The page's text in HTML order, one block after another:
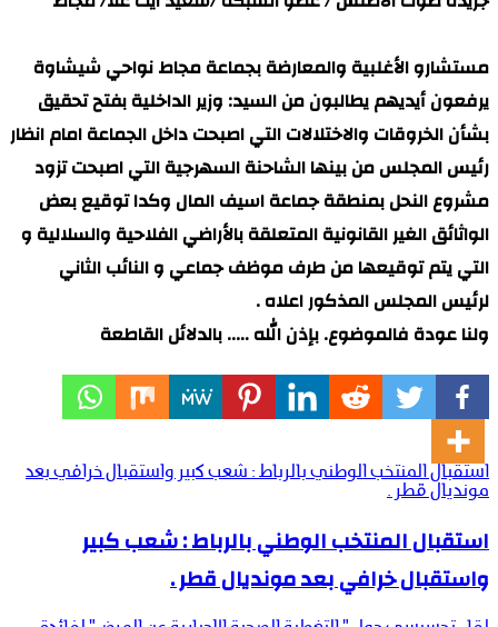
مستشارو الأغلبية والمعارضة بجماعة مجاط نواحي شيشاوة
يرفعون أيديهم يطالبون من السيد: وزير الداخلية بفتح تحقيق
بشأن الخروقات والاختلالات التي اصبحت داخل الجماعة امام انظار
رئيس المجلس من بينها الشاحنة السهرجية التي اصبحت تزود
مشروع النحل بمنطقة جماعة اسيف المال وكدا توقيع بعض
الواثائق الغير القانونية المتعلقة بالأراضي الفلاحية والسلالية و
التي يتم توقيعها من طرف موظف جماعي و النائب الثاني
لرئيس المجلس المذكور اعلاه .
ولنا عودة فالموضوع. بإذن الله ….. بالدلائل القاطعة
استقبال المنتخب الوطني بالرباط : شعب كبير واستقبال خرافي بعد
مونديال قطر .
استقبال المنتخب الوطني بالرباط : شعب كبير
واستقبال خرافي بعد مونديال قطر .